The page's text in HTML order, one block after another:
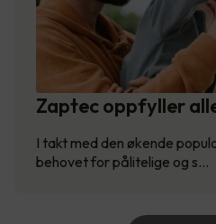
Zaptec oppfyller
I takt med den økende
behovet for pålitelige og s…